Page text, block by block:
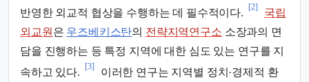
반영한 외교적 협상을 수행하는 데 필수적이다.
[2]
국립
외교원 은 우즈베키스탄의 전략지역연구소 소장과의 면
담을 진행하는 등 특정 지역에 대한 심도 있는 연구를 지
속하고 있다.
[3]
이러한 연구는 지역별 정치·경제적 환